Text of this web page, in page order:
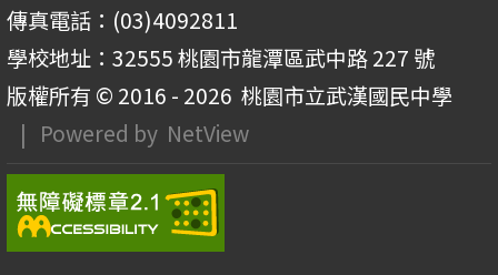
傳真電話：(03)4092811
學校地址：32555 桃園市龍潭區武中路 227 號
版權所有 © 2016 - 2026 桃園市立武漢國民中學
| Powered by NetView